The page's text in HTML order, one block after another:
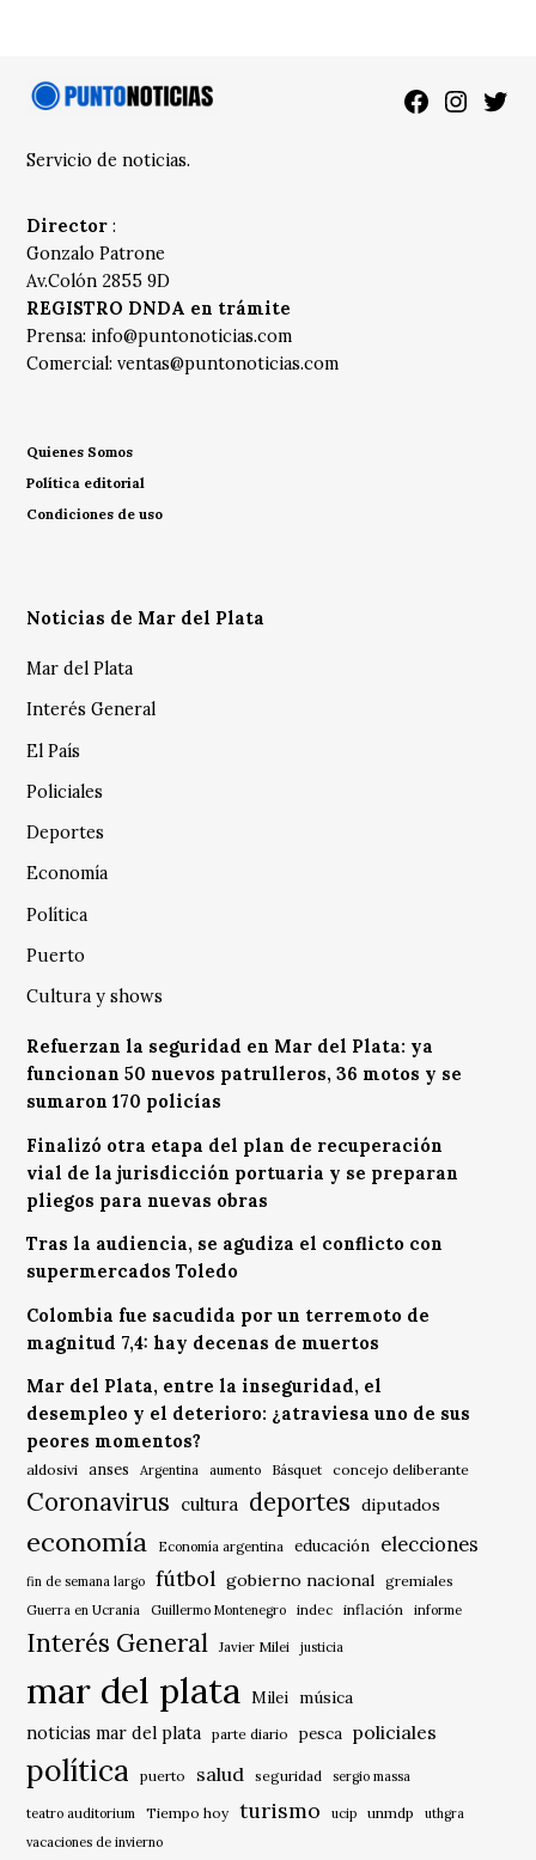
Facebook
Servicio de noticias.
Director :
Gonzalo Patrone
Av.Colón 2855 9D
REGISTRO DNDA en trámite
Prensa: info@puntonoticias.com
Comercial:ventas@puntonoticias.com
Quienes Somos
Política editorial
Condiciones de uso
Noticias de Mar del Plata
Mar del Plata
Interés General
El País
Policiales
Deportes
Economía
Política
Puerto
Cultura y shows
Refuerzan la seguridad en Mar del Plata: ya
funcionan 50 nuevos patrulleros, 36 motos y se
sumaron 170 policías
Finalizó otra etapa del plan de recuperación
vial de la jurisdicción portuaria y se preparan
pliegos para nuevas obras
Tras la audiencia, se agudiza el conflicto con
supermercados Toledo
Colombia fue sacudida por un terremoto de
magnitud 7,4: hay decenas de muertos
Mar del Plata, entre la inseguridad, el
desempleo y el deterioro: ¿atraviesa uno de sus
peores momentos?
aldosivi anses Argentina aumento Básquet concejo deliberante
Coronavirus cultura deportes diputados
economía Economía argentina educación elecciones
fin de semana largo fútbol gobierno nacional gremiales
Guerra en Ucrania Guillermo Montenegro indec inflación informe
Interés General Javier Milei justicia
mar del plata Milei música
noticias mar del plata
parte diario pesca policiales
política puerto salud seguridad sergio massa
teatro auditorium Tiempo hoy turismo ucip unmdp
uthgra
vacaciones de invierno